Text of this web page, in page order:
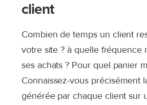
client
Combien de temps un client
votre site ? à quelle fréquence
ses achats ? Pour quel panier
Connaissez-vous précisément
générée par chaque client sur